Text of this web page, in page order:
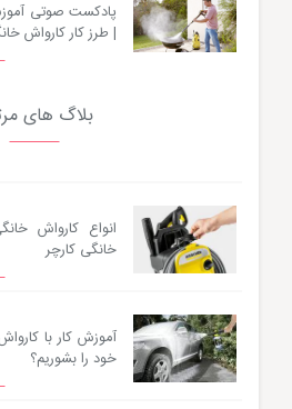
پادکست صوتی
| طرز کار کارواش
بلاگ های
انواع کارواش
خانگی کارچر
آموزش کار با
خود را بشوریم؟